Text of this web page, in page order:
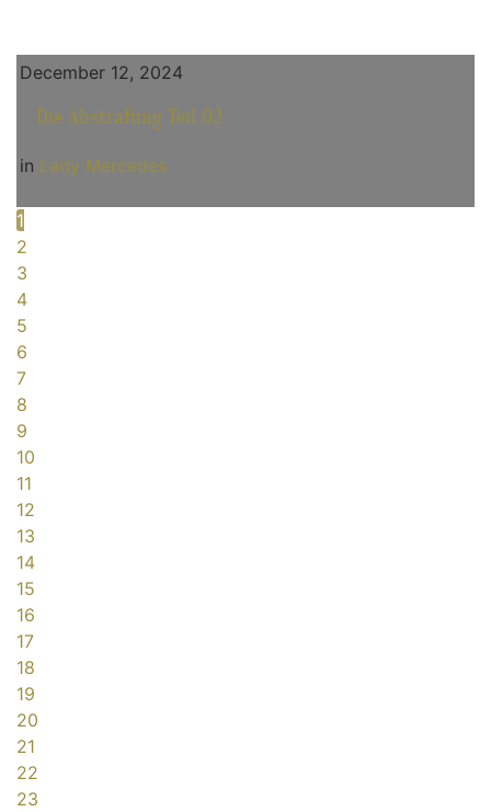
December 12, 2024
Die Abstrafung Teil 02
in Lady Mercedes
1
2
3
4
5
6
7
8
9
10
11
12
13
14
15
16
17
18
19
20
21
22
23